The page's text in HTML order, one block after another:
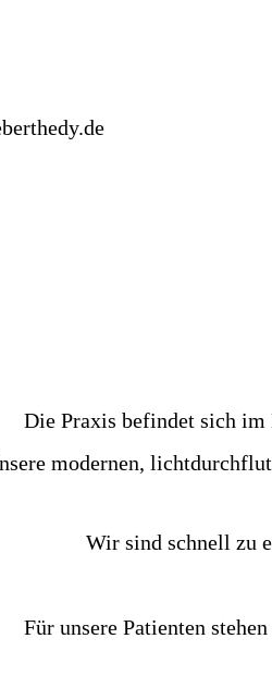
Die Praxis befindet sich im
modernen,
Wir sind schnell zu
Für unsere Patienten